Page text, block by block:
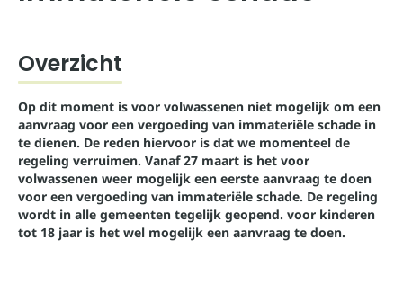
Overzicht
Op dit moment is voor volwassenen niet mogelijk om een
aanvraag voor een vergoeding van immateriële schade in
te dienen. De reden hiervoor is dat we momenteel de
regeling verruimen. Vanaf 27 maart is het voor
volwassenen weer mogelijk een eerste aanvraag te doen
voor een vergoeding van immateriële schade. De regeling
wordt in alle gemeenten tegelijk geopend. voor kinderen
tot 18 jaar is het wel mogelijk een aanvraag te doen.